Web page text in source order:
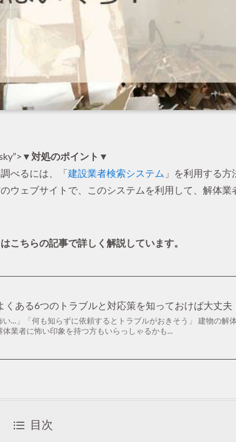
▼対処のポイント▼
べるには、「 建設業者検索システム 」を利用する方
ウェブサイトで、このシステムを利用して、解体業
こちらの記事で詳しく解説しています。
くある6つのトラブルと対応策を知っておけば大丈夫
い...」「何も知らずに依頼するとトラブルがおきそう」 建物の解
業者に怖い印象を持つ方もいらっしゃるかも...
目次